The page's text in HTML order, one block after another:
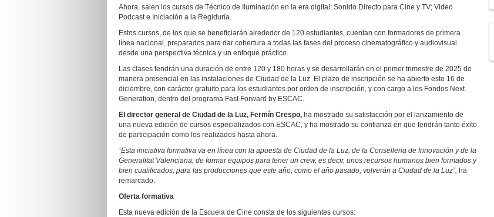
Ahora, salen los cursos de Técnico de Iluminación en la era digital; Sonido Directo para Cine y TV; Video
Podcast e Iniciación a la Regiduría.
Estos cursos, de los que se beneficiarán alrededor de 120 estudiantes, cuentan con formadores de primera
línea nacional, preparados para dar cobertura a todas las fases del proceso cinematográfico y audiovisual
desde una perspectiva técnica y un enfoque práctico.
Las clases tendrán una duración de entre 120 y 180 horas y se desarrollarán en el primer trimestre de 2025 de
manera presencial en las instalaciones de Ciudad de la Luz. El plazo de inscripción se ha abierto este 16 de
diciembre, con carácter gratuito para los estudiantes por orden de inscripción, y con cargo a los Fondos Next
Generation, dentro del programa Fast Forward by ESCAC.
El director general de Ciudad de la Luz, Fermín Crespo, ha mostrado su satisfacción por el lanzamiento de
una nueva edición de cursos especializados con ESCAC, y ha mostrado su confianza en que tendrán tanto éxito
de participación como los realizados hasta ahora.
“Esta iniciativa formativa va en línea con la apuesta de Ciudad de la Luz, de la Conselleria de Innovación y de la
Generalitat Valenciana, de formar equipos para tener un crew, es decir, unos recursos humanos bien formados y
bien cualificados, para las producciones que este año, como el año pasado, volverán a Ciudad de la Luz”, ha
remarcado.
Oferta formativa
Esta nueva edición de la Escuela de Cine consta de los siguientes cursos: